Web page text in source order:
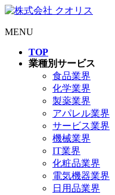
MENU
TOP
業種別サービス
食品業界
化学業界
製薬業界
アパレル業界
サービス業界
機械業界
IT業界
化粧品業界
電気機器業界
日用品業界